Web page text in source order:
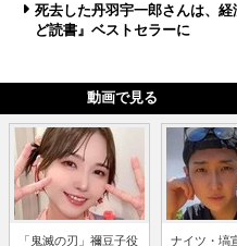
死去した丹羽宇一郎さんは、
ど読書』ベストセラーに
動画で見る
「鬼滅の刃」禰豆子役
ナイツ・塙